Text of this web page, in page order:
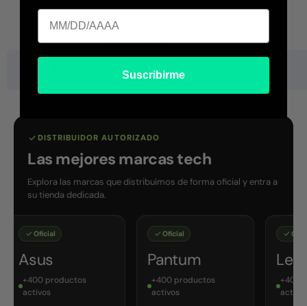
Existencia:342
Precio base
Desc. por volumen
+11 piezas
AplicaDescuento por volumen +3
DISTRIBUIDOR AUTORIZADO
Las mejores marcas tech
Explora las marcas que distribuimos de forma oficial y entra a
su tienda dedicada.
Oficial
Asus
+400 productos
activos
Oficial
Pantum
+400 productos
activos
Oficial
+400
activos
Cumpleaa
Suscribirme